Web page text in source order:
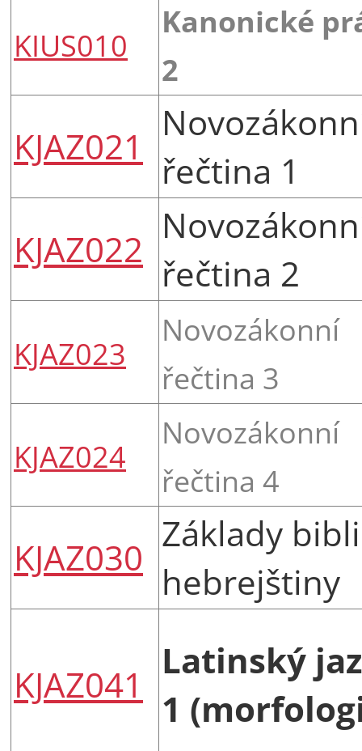
KIUS010
Kanonické
2
KJAZ021
řečtina 1
KJAZ022
řečtina 2
KJAZ023
Novozákonní
řečtina 3
KJAZ024
Novozákonní
řečtina 4
KJAZ030
Základy
hebrejštiny
KJAZ041
Latinský
1